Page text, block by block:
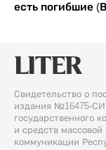
есть погибшие
Свидетельство о
издания №16475-СИ
государственного
и средств
коммуникации